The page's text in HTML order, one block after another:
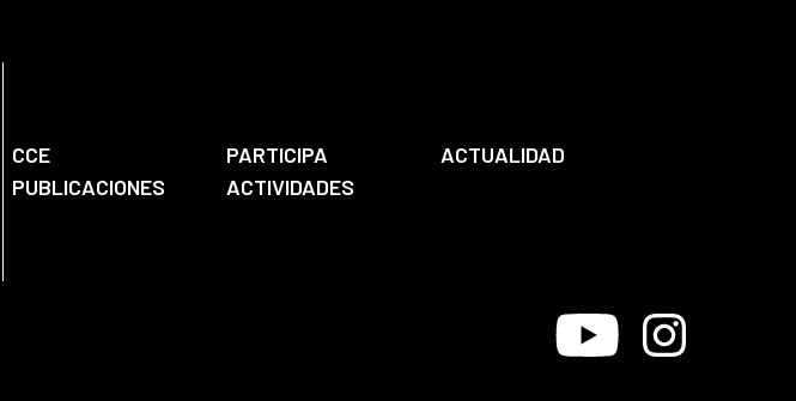
CCE PARTICIPA
ACTUALIDAD
PUBLICACIONES
ACTIVIDADES
Youtube Instagram